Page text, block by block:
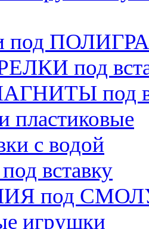
под
под
под
пластиковые
с водой
вставку
под
игрушки